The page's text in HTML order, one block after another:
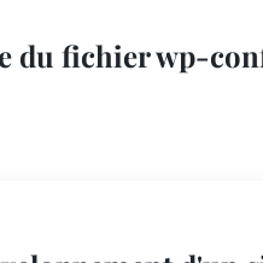
du fichier wp-